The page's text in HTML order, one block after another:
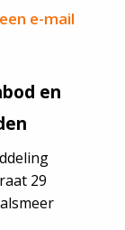
e-mail
en
29